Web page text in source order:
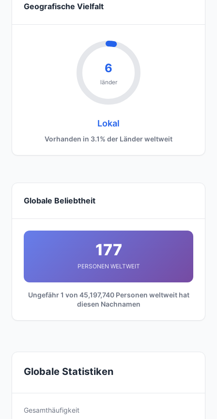
Geografische Vielfalt
6
länder
Lokal
Vorhanden in 3.1% der Länder weltweit
Globale Beliebtheit
177
PERSONEN WELTWEIT
Ungefähr 1 von 45,197,740 Personen weltweit hat
diesen Nachnamen
Globale Statistiken
Gesamthäufigkeit